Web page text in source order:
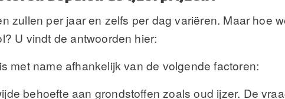
zullen per jaar en zelfs per dag variëren. Maar hoe
U vindt de antwoorden hier:
met name afhankelijk van de volgende factoren:
behoefte aan grondstoffen zoals oud ijzer. De